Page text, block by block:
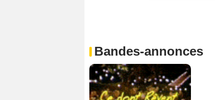
Bandes-annonces